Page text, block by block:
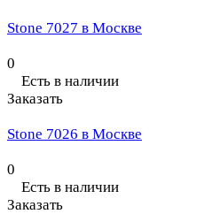
Stone 7027 в Москве
0
Есть в наличии
Заказать
Stone 7026 в Москве
0
Есть в наличии
Заказать